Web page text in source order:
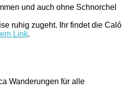
und auch ohne Schnorchel
ruhig zugeht. Ihr findet die Caló
Link.
Wanderungen für alle